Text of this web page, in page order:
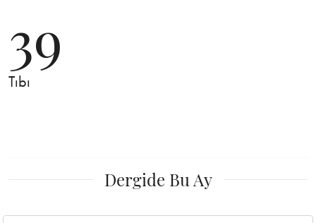
39
Tıbı
Dergide Bu Ay